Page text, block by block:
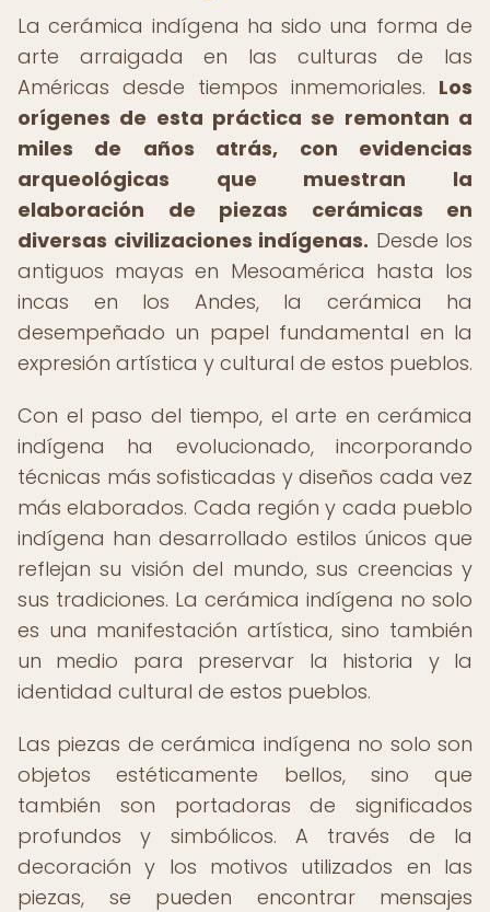
La cerámica indígena ha sido una forma de
arte arraigada en las culturas de las
Américas desde tiempos inmemoriales. Los
orígenes de esta práctica se remontan a
miles de años atrás, con evidencias
arqueológicas que muestran la
elaboración de piezas cerámicas en
diversas civilizaciones indígenas. Desde los
antiguos mayas en Mesoamérica hasta los
incas en los Andes, la cerámica ha
desempeñado un papel fundamental en la
expresión artística y cultural de estos pueblos.
Con el paso del tiempo, el arte en cerámica
indígena ha evolucionado, incorporando
técnicas más sofisticadas y diseños cada vez
más elaborados. Cada región y cada pueblo
indígena han desarrollado estilos únicos que
reflejan su visión del mundo, sus creencias y
sus tradiciones. La cerámica indígena no solo
es una manifestación artística, sino también
un medio para preservar la historia y la
identidad cultural de estos pueblos.
Las piezas de cerámica indígena no solo son
objetos estéticamente bellos, sino que
también son portadoras de significados
profundos y simbólicos. A través de la
decoración y los motivos utilizados en las
piezas, se pueden encontrar mensajes